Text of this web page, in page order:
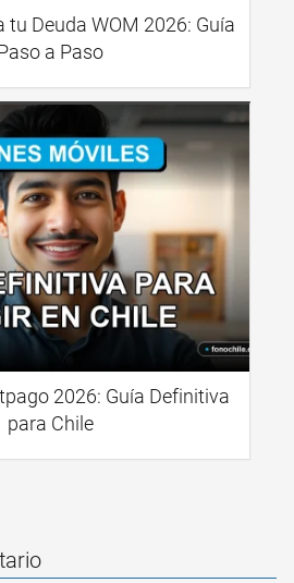
tu Deuda WOM 2026: Guía
a Paso
2026: Guía Definitiva
para Chile